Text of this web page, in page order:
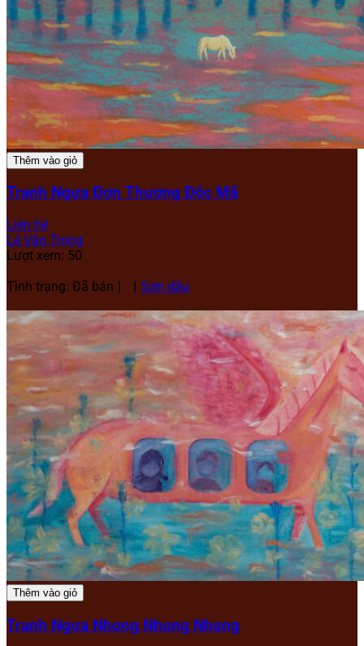
Thêm vào giỏ
Tranh Ngựa Đơn Thương Độc Mã
Liên hệ
Lê Văn Trọng
Lượt xem: 50
Tình trạng: Đã bán
Sơn dầu
Thêm vào giỏ
Tranh Ngựa Nhong Nhong Nhong